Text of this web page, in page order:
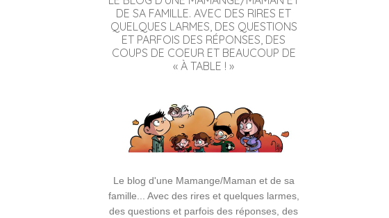
DE SA FAMILLE. AVEC DES RIRES ET
QUELQUES LARMES, DES QUESTIONS
ET PARFOIS DES RÉPONSES, DES
COUPS DE COEUR ET BEAUCOUP DE
« À TABLE ! »
Le blog d'une Mamange/Maman et de sa
famille... Avec des rires et quelques larmes,
des questions et parfois des réponses, des